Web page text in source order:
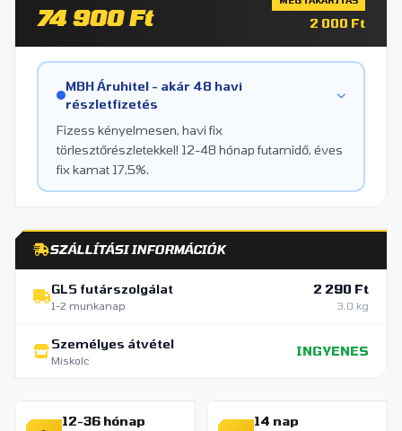
74 900 Ft 2 000 Ft
MBH Áruhitel - akár 48 havi
részletfizetés
Fizess kényelmesen, havi fix
törlesztőrészletekkel! 12-48 hónap futamidő, éves
fix kamat 17,5%.
SZÁLLÍTÁSI INFORMÁCIÓK
GLS futárszolgálat
1-2 munkanap
2 290 Ft
3,0 kg
Személyes átvétel
Miskolc
INGYENES
12-36 hónap
14 nap